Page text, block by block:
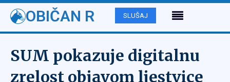
OBIČAN R SLUŠAJ
SUM pokazuje digitalnu
zrelost objavom ljestvice